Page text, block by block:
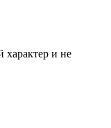
и не